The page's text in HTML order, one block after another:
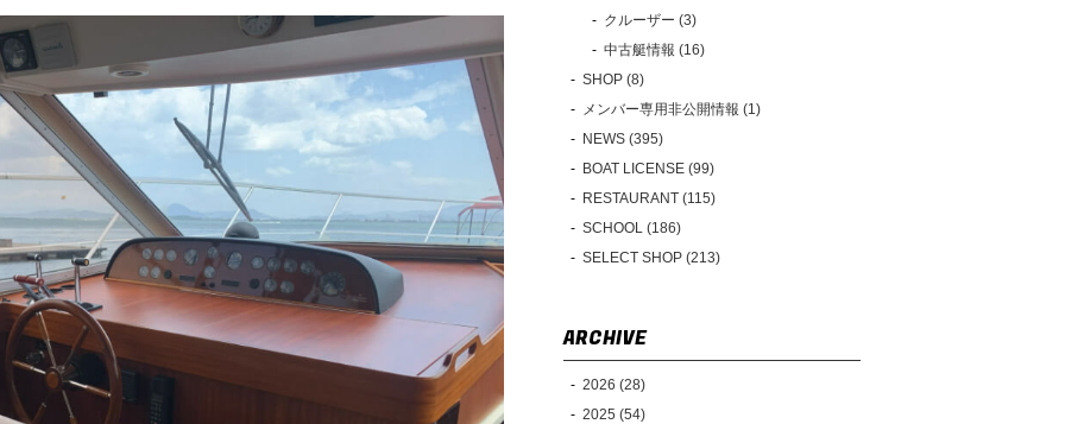
クルーザー (3)
中古艇情報 (16)
SHOP (8)
メンバー専用非公開情報 (1)
NEWS (395)
BOAT LICENSE (99)
RESTAURANT (115)
SCHOOL (186)
SELECT SHOP (213)
ARCHIVE
2026 (28)
2025 (54)